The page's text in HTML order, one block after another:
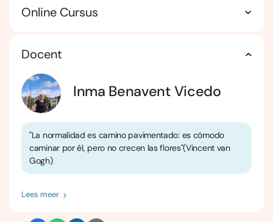
Online Cursus
Docent
Inma Benavent Vicedo
"La normalidad es camino pavimentado: es cómodo
caminar por él, pero no crecen las flores"(Vincent van
Gogh)
Lees meer